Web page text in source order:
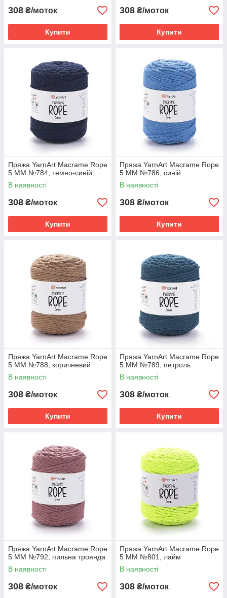
308 ₴/моток
Купити
308 ₴/моток
Купити
Пряжа YarnArt Macrame Rope
5 MM №784, темно-синій
В наявності
308 ₴/моток
Купити
Пряжа YarnArt Macrame Rope
5 MM №786, синій
В наявності
308 ₴/моток
Купити
Пряжа YarnArt Macrame Rope
5 MM №788, коричневий
В наявності
308 ₴/моток
Купити
Пряжа YarnArt Macrame Rope
5 MM №789, петроль
В наявності
308 ₴/моток
Купити
Пряжа YarnArt Macrame Rope
5 MM №792, пильна троянда
В наявності
308 ₴/моток
Пряжа YarnArt Macrame Rope
5 MM №801, лайм
В наявності
308 ₴/моток